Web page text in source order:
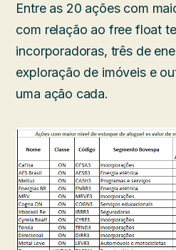
Entre as 20 ações com
com relação ao free float
incorporadoras, três de
exploração de imóveis e
uma ação cada.